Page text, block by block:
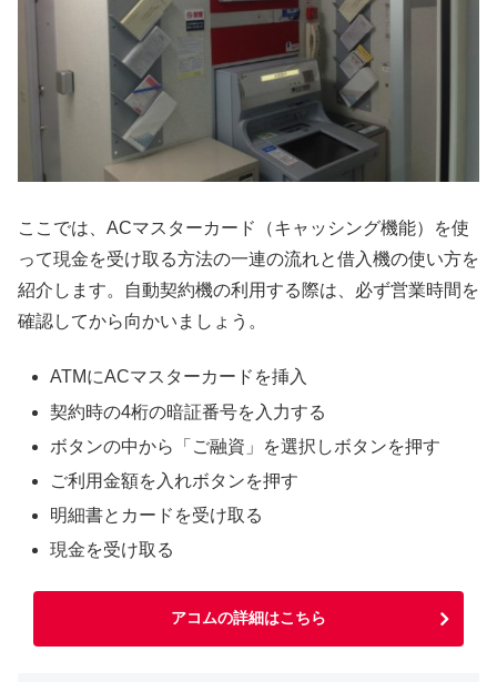
ここでは、ACマスターカード（キャッシング機能）を使
って現金を受け取る方法の一連の流れと借入機の使い方を
紹介します。自動契約機の利用する際は、必ず営業時間を
確認してから向かいましょう。
ATMにACマスターカードを挿入
契約時の4桁の暗証番号を入力する
ボタンの中から「ご融資」を選択しボタンを押す
ご利用金額を入れボタンを押す
明細書とカードを受け取る
現金を受け取る
アコムの詳細はこちら